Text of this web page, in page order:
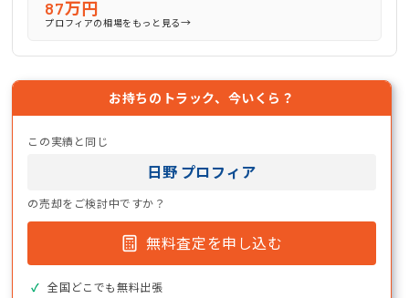
87万円
プロフィアの相場をもっと見る→
お持ちのトラック、今いくら？
この実績と同じ
日野 プロフィア
の売却をご検討中ですか？
無料査定を申し込む
全国どこでも無料出張